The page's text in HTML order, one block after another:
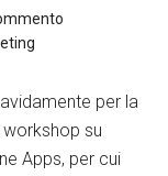
per la
su
Apps, per cui